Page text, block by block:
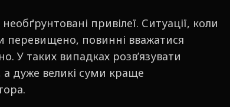
привілеї. Ситуації, коли
перевищено, повинні вважатися
У таких випадках розвʼязувати
дуже великі суми краще